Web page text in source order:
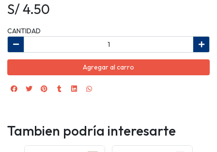
S/ 4.50
CANTIDAD
Agregar al carro
Tambien podría interesarte